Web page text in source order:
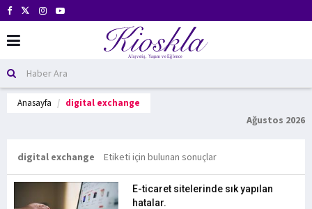
Anasayfa digital exchange
Ağustos 2026
digital exchange Etiketi için bulunan sonuçlar
E-ticaret sitelerinde sık yapılan
hatalar.